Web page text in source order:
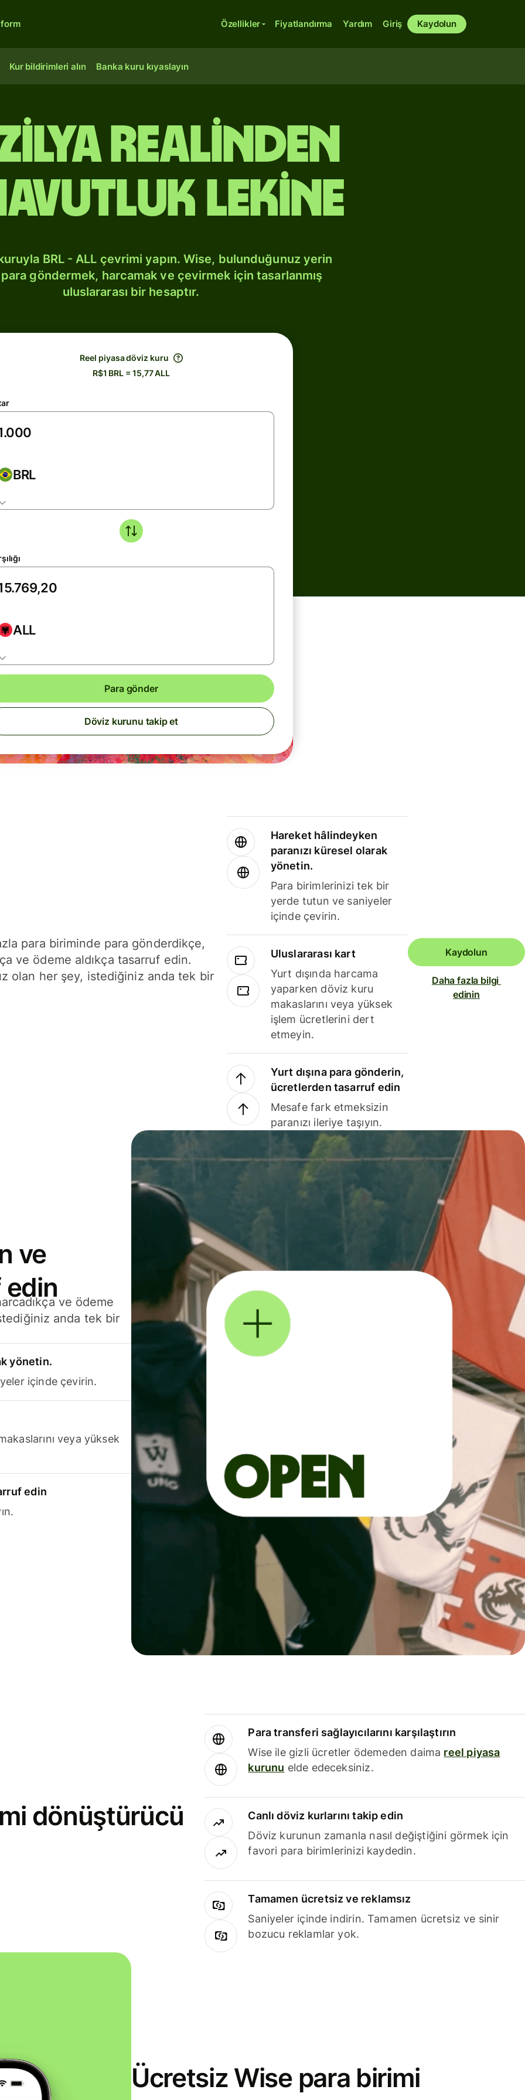
Özellikler Fiyatlandırma Yardım Giriş Kaydolun
Kur bildirimleri alın Banka kuru kıyaslayın
realinden
lekine
BRL - ALL çevrimi yapın. Wise, bulunduğunuz yerin
göndermek, harcamak ve çevirmek için tasarlanmış
uluslararası bir hesaptır.
Reel piyasa döviz kuru
R$1 BRL = 15,77 ALL
BRL
ALL
Para gönder
Döviz kurunu takip et
para biriminde para gönderdikçe,
ve ödeme aldıkça tasarruf edin.
olan her şey, istediğiniz anda tek bir
Hareket hâlindeyken
paranızı küresel olarak
yönetin.
Para birimlerinizi tek bir
yerde tutun ve saniyeler
içinde çevirin.
Uluslararası kart
Yurt dışında harcama
yaparken döviz kuru
makaslarını veya yüksek
işlem ücretlerini dert
etmeyin.
Yurt dışına para gönderin,
ücretlerden tasarruf edin
Mesafe fark etmeksizin
paranızı ileriye taşıyın.
Kaydolun
Daha fazla bilgi
edinin
ve
edinve ödeme
anda tek bir
yönetin.
içinde çevirin.
veya yüksek
edin
dönüştürücü
Para transferi sağlayıcılarını karşılaştırın
Wise ile gizli ücretler ödemeden daima reel piyasa
kurunu elde edeceksiniz.
Canlı döviz kurlarını takip edin
Döviz kurunun zamanla nasıl değiştiğini görmek için
favori para birimlerinizi kaydedin.
Tamamen ücretsiz ve reklamsız
Saniyeler içinde indirin. Tamamen ücretsiz ve sinir
bozucu reklamlar yok.
Ücretsiz Wise para birimi